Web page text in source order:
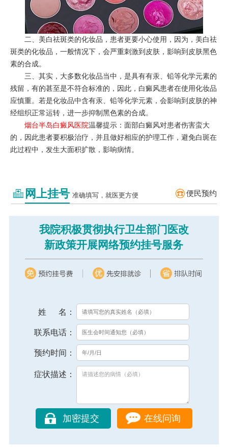
二、美白祛斑类的化妆品，患者更要小心使用，因为，美白祛
斑类的化妆品，一般情况下，会严重刺激到皮肤，影响到皮肤黑色
素的合成。
三、其实，大多数化妆品当中，是具有有汞、铅等化学元素的
残留，有的甚至是不符合标准的，因此，白癜风患者在使用化妆品
应慎重。若是化妆品中含有汞、铅等化学元素，会影响到皮肤的神
经组织正常运转，进一步抑制黑色素的合成。
烟台半岛白癜风医院温馨提示：面部白癜风对患者伤害蛮大
的，因此患者要积极治疗，并且做好相应的护理工作，避免白斑在
此过程中，发生大面积扩散，影响病情。
网上挂号 准确填写，就医更方便 便民预约
我院积极贯彻执行卫生部门医改
新政策开展网络预约挂号服务
姓 名：
联系电话：
预约时间：
症状描述：
在线问询